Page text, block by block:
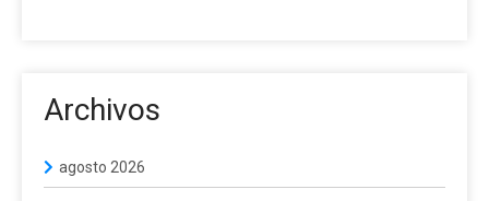
Archivos
agosto 2026